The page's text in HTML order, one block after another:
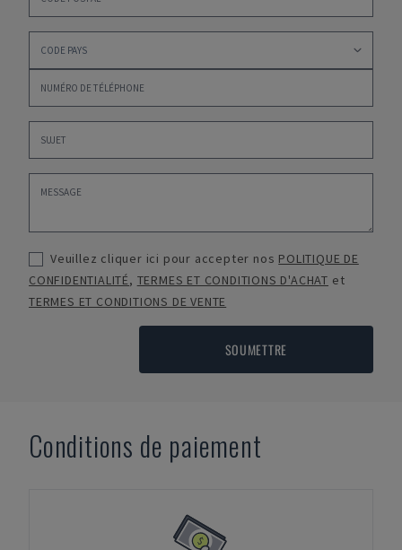
Veuillez cliquer ici pour accepter nos POLITIQUE DE
CONFIDENTIALITÉ, TERMES ET CONDITIONS D'ACHAT et
TERMES ET CONDITIONS DE VENTE
SOUMETTRE
Conditions de paiement